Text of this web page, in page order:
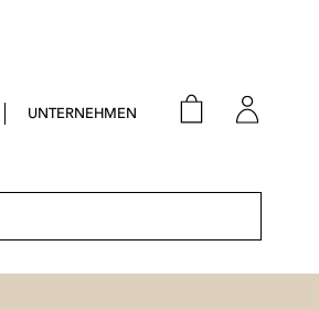
UNTERNEHMEN
Suche